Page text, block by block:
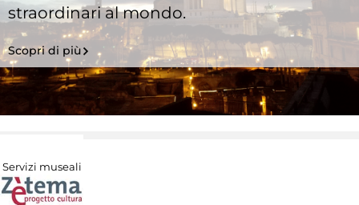
straordinari al mondo.
Scopri di più
Servizi museali